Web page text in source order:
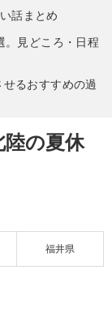
話まとめ
。見どころ・日程
せるおすすめの過
の夏休
福井県